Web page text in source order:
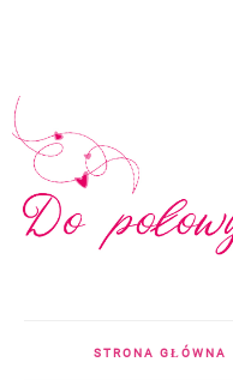
STRONA GŁÓWNA